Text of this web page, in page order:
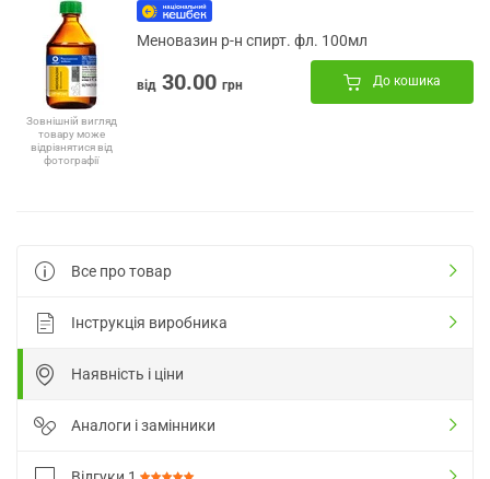
Зовнішній вигляд
товару може
відрізнятися від
фотографії
Меновазин р-н спирт. фл. 100мл
від 30.00 грн До кошика
Все про товар
Інструкція виробника
Наявність і ціни
Аналоги і замінники